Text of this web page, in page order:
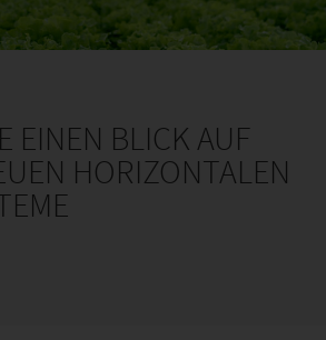
EINEN BLICK AUF
HORIZONTALEN